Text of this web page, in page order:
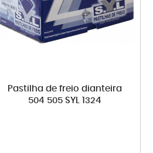
Pastilha de freio dianteira
504 505 SYL 1324